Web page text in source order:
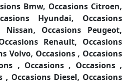
Bmw, Occasions Citroen,
Hyundai, Occasions
Nissan, Occasions Peugeot,
Renault, Occasions
Volvo, Occasions , Occasions
, Occasions , Occasions ,
, Occasions Diesel, Occasions